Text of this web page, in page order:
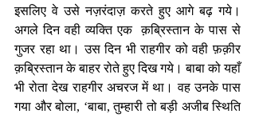
इसलिए वे उसे नज़रंदाज़ करते हुए आगे बढ़ गये।
अगले दिन वही व्यक्ति एक  क़ब्रिस्तान के पास से
गुजर रहा था। उस दिन भी राहगीर को वही फ़क़ीर
क़ब्रिस्तान के बाहर रोते हुए दिख गये। बाबा को यहाँ
भी रोता देख राहगीर अचरज में था। वह उनके पास
गया और बोला, ‘बाबा, तुम्हारी तो बड़ी अजीब स्थिति